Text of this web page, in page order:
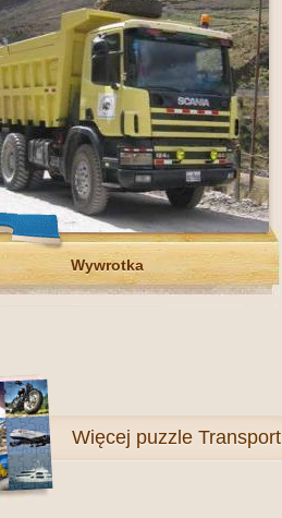
Wywrotka
Więcej puzzle Transport